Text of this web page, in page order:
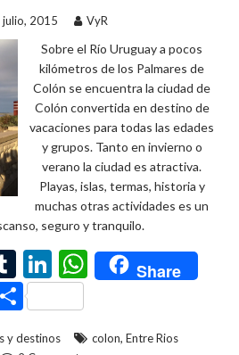
julio, 2015 VyR
Sobre el Río Uruguay a pocos
kilómetros de los Palmares de
Colón se encuentra la ciudad de
Colón convertida en destino de
vacaciones para todas las edades
y grupos. Tanto en invierno o
verano la ciudad es atractiva.
Playas, islas, termas, historia y
muchas otras actividades es un
seguro y tranquilo.
T
u
m
Li
n
ke
W
Share
C
o
y destinos colon, Entre Rios